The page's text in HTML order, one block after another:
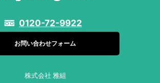
0120-72-9922
お問い合わせフォーム
株式会社 雅組